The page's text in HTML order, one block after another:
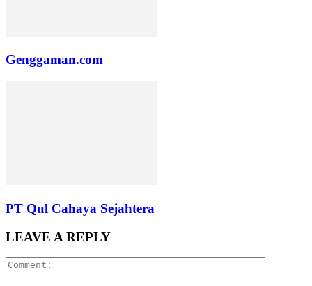
Genggaman.com
PT Qul Cahaya Sejahtera
LEAVE A REPLY